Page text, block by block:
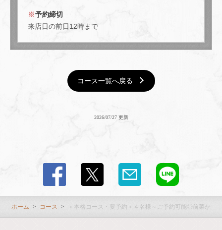
予約締切
来店日の前日12時まで
コース一覧へ戻る
2026/07/27 更新
ホーム コース ＜本格コース・要予約＞４名様～ご予約可能◎前菜から